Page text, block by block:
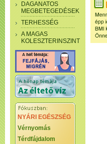
DAGANATOS
MEGBETEGEDÉSEK
TERHESSÉG
A MAGAS
KOLESZTERINSZINT
NYÁRI EGÉSZSÉG
Vérnyomás
Térdfájdalom